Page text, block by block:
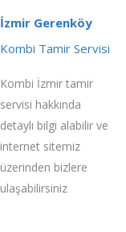
İzmir Gerenköy
Kombi Tamir Servisi
Kombi İzmir tamir
servisi hakkında
detaylı bilgi alabilir ve
internet sitemiz
üzerinden bizlere
ulaşabilirsiniz